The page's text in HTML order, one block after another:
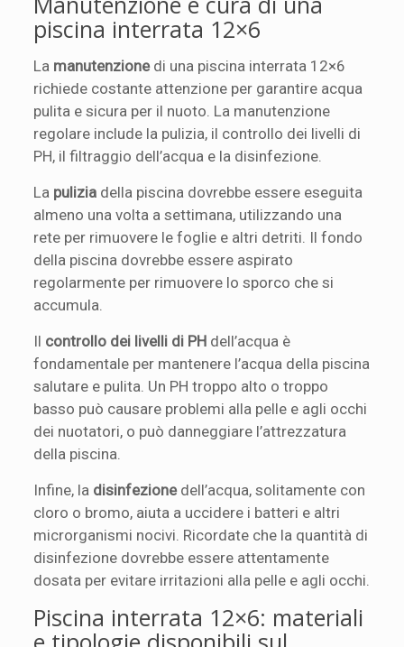
piscina interrata 12×6
La manutenzionedi una piscina interrata 12×6
richiede costante attenzione per garantire acqua
pulita e sicura per il nuoto. La manutenzione
regolare include la pulizia, il controllo dei livelli di
PH, il filtraggio dell’acqua e la disinfezione.
La pulizia della piscina dovrebbe essere eseguita
almeno una volta a settimana, utilizzando una
rete per rimuovere le foglie e altri detriti. Il fondo
della piscina dovrebbe essere aspirato
regolarmente per rimuovere lo sporco che si
accumula.
Il controllo dei livelli di PH dell’acqua è
fondamentale per mantenere l’acqua della piscina
salutare e pulita. Un PH troppo alto o troppo
basso può causare problemi alla pelle e agli occhi
dei nuotatori, o può danneggiare l’attrezzatura
della piscina.
Infine, la disinfezionedell’acqua, solitamente con
cloro o bromo, aiuta a uccidere i batteri e altri
microrganismi nocivi. Ricordate che la quantità di
disinfezione dovrebbe essere attentamente
dosata per evitare irritazioni alla pelle e agli occhi.
Piscina interrata 12×6: materiali